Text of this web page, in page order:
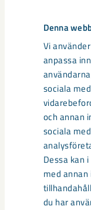
Denna
Vi
anpassa
sociala
och annan
sociala
Dessa kan
med
du har
Sibirien-
centrum
Under sommaren
gamla Kiruna
– bland annat ...